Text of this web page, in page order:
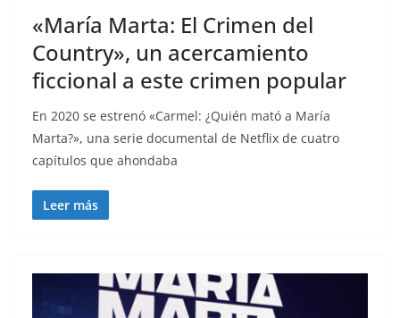
«María Marta: El Crimen del
Country», un acercamiento
ficcional a este crimen popular
En 2020 se estrenó «Carmel: ¿Quién mató a María
Marta?», una serie documental de Netflix de cuatro
capítulos que ahondaba
Leer más